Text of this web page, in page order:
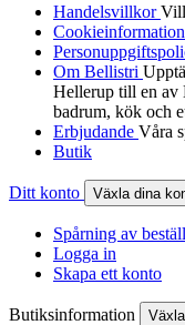
Handelsvillkor
Cookieinformation
Om Bellistri
Hellerup till en av
badrum, kök och
Erbjudande Våra
Butik
Ditt konto Växla dina
Spårning av
Logga in
Skapa ett konto
Butiksinformation